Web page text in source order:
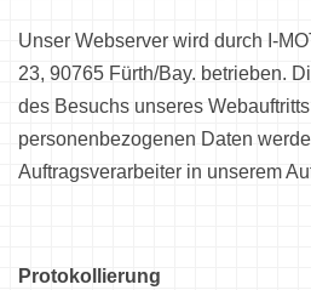
Unser Webserver wird durch I-
23, 90765 Fürth/Bay. betrieben.
des Besuchs unseres
personenbezogenen Daten
Auftragsverarbeiter in unserem
Protokollierung